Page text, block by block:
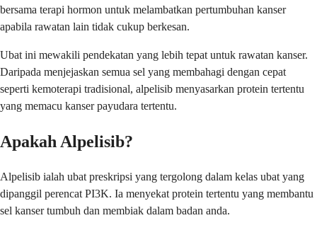
bersama terapi hormon untuk melambatkan pertumbuhan kanser
apabila rawatan lain tidak cukup berkesan.
Ubat ini mewakili pendekatan yang lebih tepat untuk rawatan kanser.
Daripada menjejaskan semua sel yang membahagi dengan cepat
seperti kemoterapi tradisional, alpelisib menyasarkan protein tertentu
yang memacu kanser payudara tertentu.
Apakah Alpelisib?
Alpelisib ialah ubat preskripsi yang tergolong dalam kelas ubat yang
dipanggil perencat PI3K. Ia menyekat protein tertentu yang membantu
sel kanser tumbuh dan membiak dalam badan anda.